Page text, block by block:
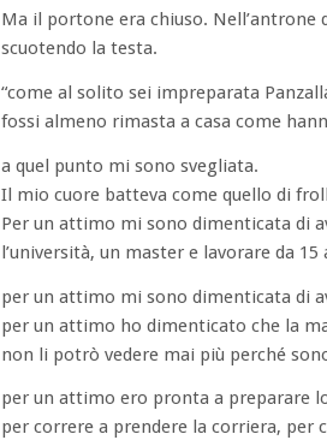
Ma il portone era chiuso. Nell’antrone
scuotendo la testa.
“come al solito sei impreparata
fossi almeno rimasta a casa come
a quel punto mi sono svegliata.
Il mio cuore batteva come quello di
Per un attimo mi sono dimenticata di
l’università, un master e lavorare da
per un attimo mi sono dimenticata di
per un attimo ho dimenticato che la
non li potrò vedere mai più perché
per un attimo ero pronta a preparare
per correre a prendere la corriera, per